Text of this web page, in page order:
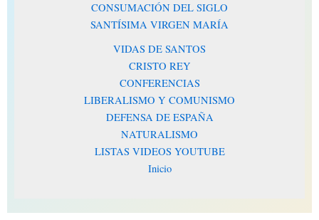
CONSUMACIÓN DEL SIGLO
SANTÍSIMA VIRGEN MARÍA
VIDAS DE SANTOS
CRISTO REY
CONFERENCIAS
LIBERALISMO Y COMUNISMO
DEFENSA DE ESPAÑA
NATURALISMO
LISTAS VIDEOS YOUTUBE
Inicio